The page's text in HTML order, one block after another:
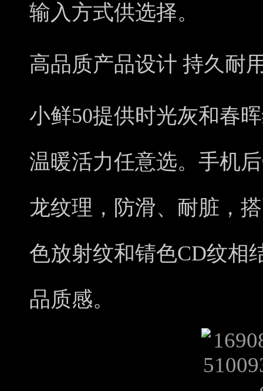
输入方式供选择。
高品质产品设计 持久耐
小鲜50提供时光灰和春
温暖活力任意选。手机
龙纹理，防滑、耐脏，
色放射纹和锖色CD纹相
品质感。